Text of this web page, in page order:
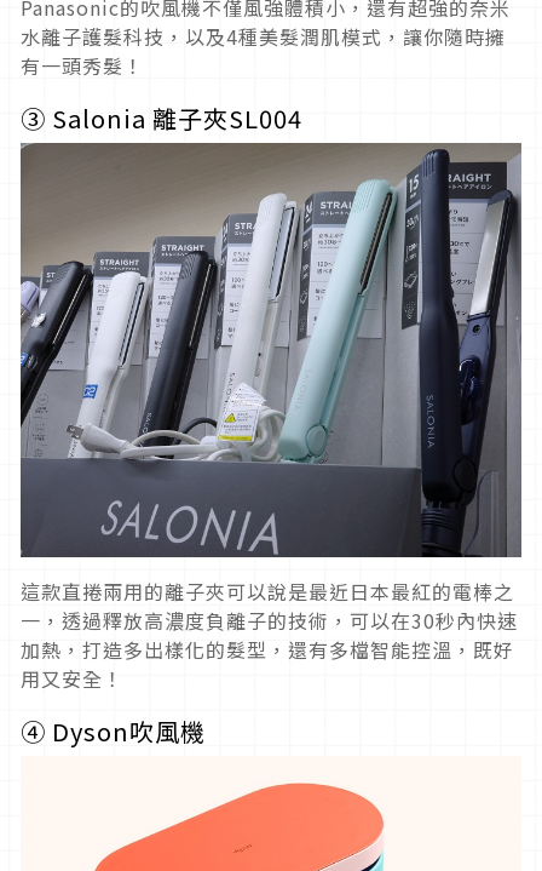
Panasonic的吹風機不僅風強體積小，還有超強的奈米
水離子護髮科技，以及4種美髮潤肌模式，讓你隨時擁
有一頭秀髮！
③ Salonia 離子夾SL004
這款直捲兩用的離子夾可以說是最近日本最紅的電棒之
一，透過釋放高濃度負離子的技術，可以在30秒內快速
加熱，打造多出樣化的髮型，還有多檔智能控溫，既好
用又安全！
④ Dyson吹風機